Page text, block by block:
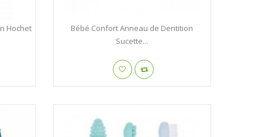
Hochet
Bébé Confort Anneau de Dentition
Sucette...